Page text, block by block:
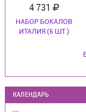
4 731
НАБОР БОКАЛОВ
ИТАЛИЯ (6 ШТ.)
КАЛЕНДАРЬ